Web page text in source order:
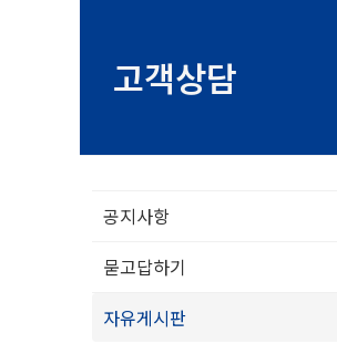
고객상담
공지사항
묻고답하기
자유게시판